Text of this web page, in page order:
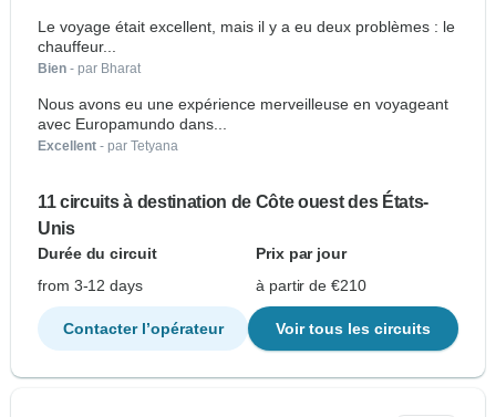
Le voyage était excellent, mais il y a eu deux problèmes : le
chauffeur...
Bien - par Bharat
Nous avons eu une expérience merveilleuse en voyageant
avec Europamundo dans...
Excellent - par Tetyana
11 circuits à destination de Côte ouest des États-
Unis
Durée du circuit
Prix par jour
from 3-12 days
à partir de €210
Contacter l’opérateur Voir tous les circuits